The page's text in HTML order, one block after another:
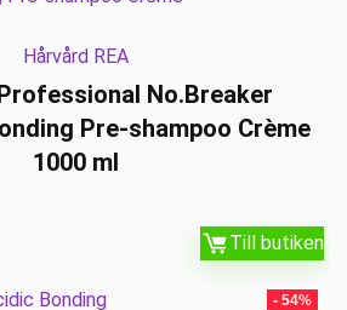
Hårvård REA
No.Breaker
Pre-shampoo Crème
1000 ml
Till butiken
- 54%